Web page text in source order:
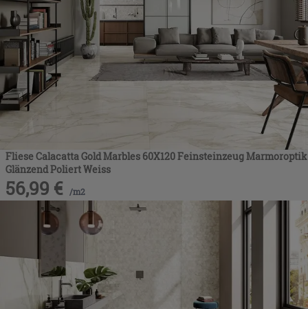
Fliese Calacatta Gold Marbles 60X120 Feinsteinzeug Marmoroptik
Glänzend Poliert Weiss
56,99 € /m2